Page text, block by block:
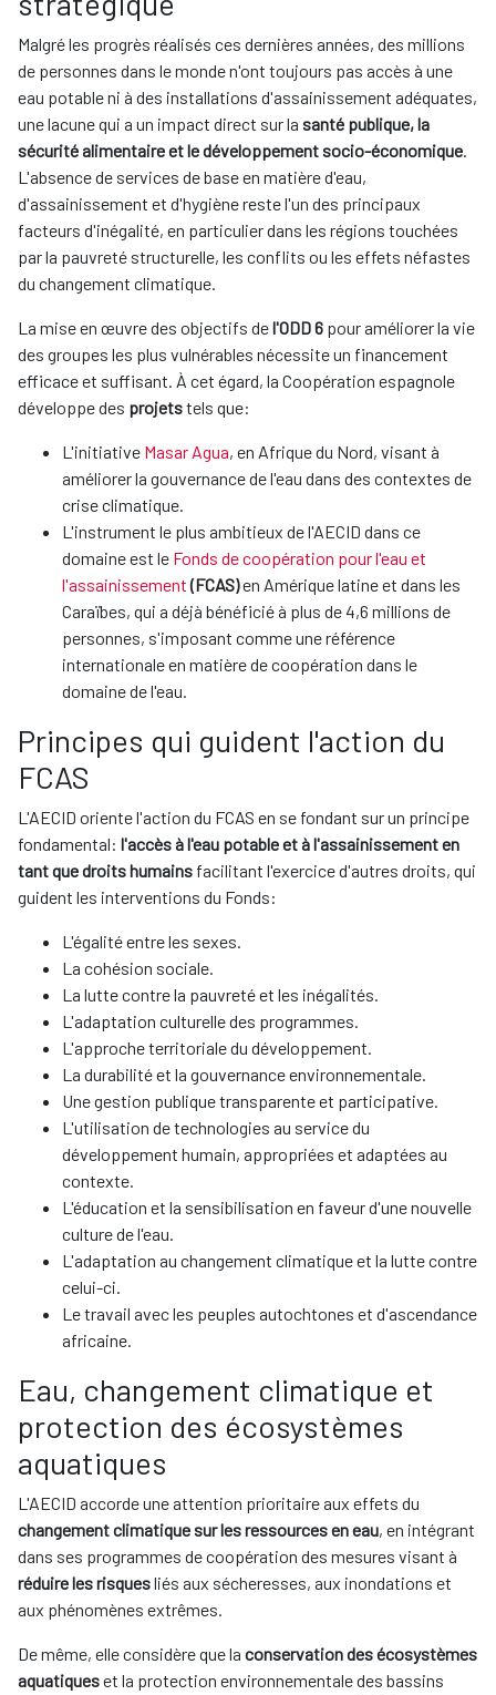
Malgré les progrès réalisés ces dernières années, des millions
de personnes dans le monde n'ont toujours pas accès à une
eau potable ni à des installations d'assainissement adéquates,
une lacune qui a un impact direct sur la santé publique, la
sécurité alimentaire et le développement socio-économique.
L'absence de services de base en matière d'eau,
d'assainissement et d'hygiène reste l'un des principaux
facteurs d'inégalité, en particulier dans les régions touchées
par la pauvreté structurelle, les conflits ou les effets néfastes
du changement climatique.
La mise en œuvre des objectifs del'ODD 6 pour améliorer la vie
des groupes les plus vulnérables nécessite un financement
efficace et suffisant. À cet égard, la Coopération espagnole
développe des projetstels que:
L'initiative Masar Agua, en Afrique du Nord, visant à
améliorer la gouvernance de l'eau dans des contextes de
crise climatique.
L'instrument le plus ambitieux de l'AECID dans ce
domaine est le Fonds de coopération pour l'eau et
l'assainissement(FCAS)en Amérique latine et dans les
Caraïbes, qui a déjà bénéficié à plus de 4,6 millions de
personnes, s'imposant comme une référence
internationale en matière de coopération dans le
domaine de l'eau.
Principes qui guident l'action du
FCAS
L'AECID oriente l'action du FCAS en se fondant sur un principe
fondamental: l'accès à l'eau potable et à l'assainissement en
tant que droits humains facilitant l'exercice d'autres droits, qui
guident les interventions du Fonds:
L'égalité entre les sexes.
La cohésion sociale.
La lutte contre la pauvreté et les inégalités.
L'adaptation culturelle des programmes.
L'approche territoriale du développement.
La durabilité et la gouvernance environnementale.
Une gestion publique transparente et participative.
L'utilisation de technologies au service du
développement humain, appropriées et adaptées au
contexte.
L'éducation et la sensibilisation en faveur d'une nouvelle
culture de l'eau.
L'adaptation au changement climatique et la lutte contre
celui-ci.
Le travail avec les peuples autochtones et d'ascendance
africaine.
Eau, changement climatique et
protection des écosystèmes
aquatiques
L'AECID accorde une attention prioritaire aux effets du
changement climatique sur les ressources en eau, en intégrant
dans ses programmes de coopération des mesures visant à
réduire les risquesliés aux sécheresses, aux inondations et
aux phénomènes extrêmes.
De même, elle considère que la conservation des écosystèmes
aquatiqueset la protection environnementale des bassins